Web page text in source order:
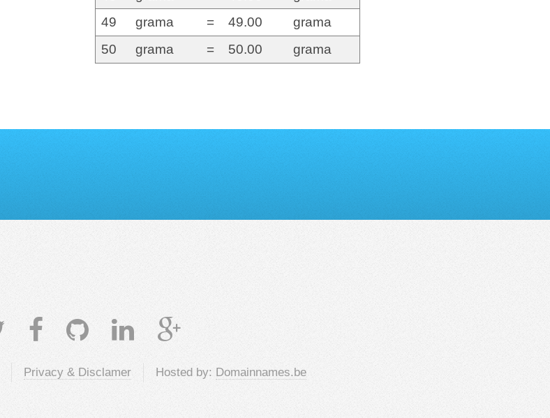
49
grama = 49.00
grama
50
grama = 50.00 grama
Privacy & Disclamer Hosted by: Domainnames.be